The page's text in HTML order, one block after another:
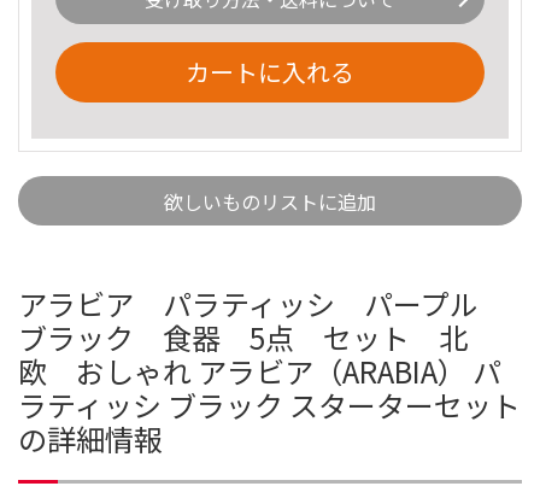
カートに入れる
欲しいものリストに追加
アラビア パラティッシ パープル
ブラック 食器 5点 セット 北
欧 おしゃれ アラビア（ARABIA） パ
ラティッシ ブラック スターターセット
の詳細情報